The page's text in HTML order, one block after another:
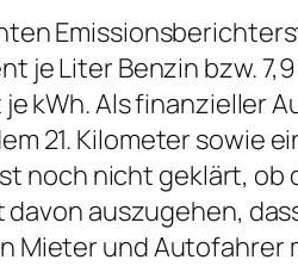
je Liter Benzin bzw.
kWh. Als finanzieller
21. Kilometer sowie
noch nicht geklärt,
auszugehen,
Mieter und Autofahrer